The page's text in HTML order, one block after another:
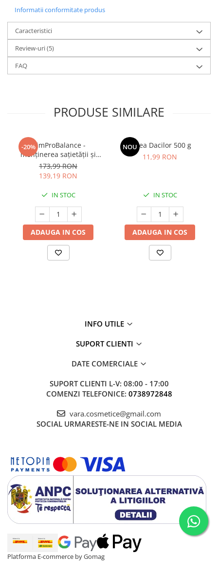
Informatii conformitate produs
Caracteristici
Review-uri(5)
FAQ
PRODUSE SIMILARE
-20%SlimProBalance -
menținerea sațietății și
susținerea controlului
greutății
173,99 RON
139,19 RON
IN STOC
ADAUGA IN COS
NOU
Sarea Dacilor 500 g
11,99 RON
IN STOC
ADAUGA IN COS
INFO UTILE
SUPORT CLIENTI
DATE COMERCIALE
SUPORT CLIENTI L-V: 08:00 - 17:00
COMENZI TELEFONICE: 0738972848
vara.cosmetice@gmail.com
SOCIAL URMARESTE-NE IN SOCIAL MEDIA
Platforma E-commerce by Gomag